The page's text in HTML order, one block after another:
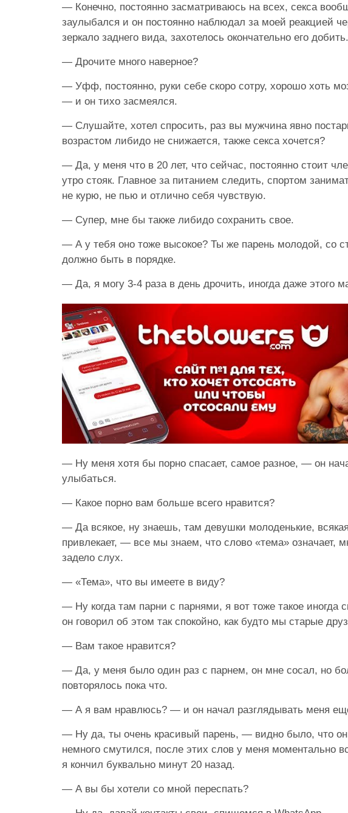
— Конечно, постоянно засматриваюсь на всех, секса
заулыбался и он постоянно наблюдал за моей реакцией
зеркало заднего вида, захотелось окончательно его добить.
— Дрочите много наверное?
— Уфф, постоянно, руки себе скоро сотру, хорошо хоть
— и он тихо засмеялся.
— Слушайте, хотел спросить, раз вы мужчина явно
возрастом либидо не снижается, также секса хочется?
— Да, у меня что в 20 лет, что сейчас, постоянно стоит
утро стояк. Главное за питанием следить, спортом
не курю, не пью и отлично себя чувствую.
— Супер, мне бы также либидо сохранить свое.
— А у тебя оно тоже высокое? Ты же парень молодой, со
должно быть в порядке.
— Да, я могу 3-4 раза в день дрочить, иногда даже этого
— Ну меня хотя бы порно спасает, самое разное, — он
улыбаться.
— Какое порно вам больше всего нравится?
— Да всякое, ну знаешь, там девушки молоденькие,
привлекает, — все мы знаем, что слово «тема» означает,
задело слух.
— «Тема», что вы имеете в виду?
— Ну когда там парни с парнями, я вот тоже такое иногда
он говорил об этом так спокойно, как будто мы старые
— Вам такое нравится?
— Да, у меня было один раз с парнем, он мне сосал, но
повторялось пока что.
— А я вам нравлюсь? — и он начал разглядывать меня
— Ну да, ты очень красивый парень, — видно было, что он
немного смутился, после этих слов у меня моментально
я кончил буквально минут 20 назад.
— А вы бы хотели со мной переспать?